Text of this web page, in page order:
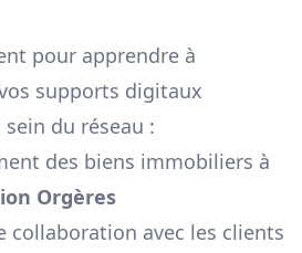
pour apprendre à
supports digitaux
du réseau :
des biens immobiliers à
Orgères
collaboration avec les clients